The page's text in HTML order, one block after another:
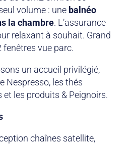
volume : une balnéo
la chambre. L’assurance
relaxant à souhait. Grand
fenêtres vue parc.
un accueil privilégié,
Nespresso, les thés
et les produits & Peignoirs.
chaînes satellite,